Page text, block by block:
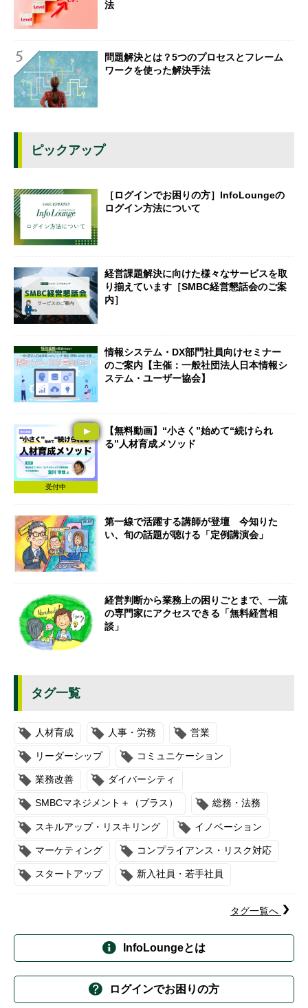
法
問題解決とは？5つのプロセスとフレーム
ワークを使った解決手法
ピックアップ
［ログインでお困りの方］InfoLoungeの
ログイン方法について
経営課題解決に向けた様々なサービスを取
り揃えています［SMBC経営懇話会のご案
内］
情報システム・DX部門社員向けセミナー
のご案内【主催：一般社団法人日本情報シ
ステム・ユーザー協会】
受付中
【無料動画】“小さく”始めて“続けられ
る”人材育成メソッド
第一線で活躍する講師が登壇 今知りた
い、旬の話題が聴ける「定例講演会」
経営判断から業務上の困りごとまで、一流
の専門家にアクセスできる「無料経営相
談」
タグ一覧
人材育成 人事・労務 営業
リーダーシップ コミュニケーション
業務改善 ダイバーシティ
SMBCマネジメント＋（プラス） 総務・法務
スキルアップ・リスキリング イノベーション
マーケティング コンプライアンス・リスク対応
スタートアップ 新入社員・若手社員
タグ一覧へ
InfoLoungeとは
ログインでお困りの方